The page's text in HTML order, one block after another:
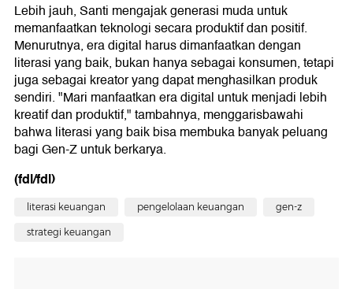
Lebih jauh, Santi mengajak generasi muda untuk
memanfaatkan teknologi secara produktif dan positif.
Menurutnya, era digital harus dimanfaatkan dengan
literasi yang baik, bukan hanya sebagai konsumen, tetapi
juga sebagai kreator yang dapat menghasilkan produk
sendiri. "Mari manfaatkan era digital untuk menjadi lebih
kreatif dan produktif," tambahnya, menggarisbawahi
bahwa literasi yang baik bisa membuka banyak peluang
bagi Gen-Z untuk berkarya.
(fdl/fdl)
literasi keuangan pengelolaan keuangan gen-z
strategi keuangan